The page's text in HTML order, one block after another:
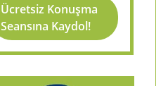
Ücretsiz Konuşma
Seansına Kaydol!